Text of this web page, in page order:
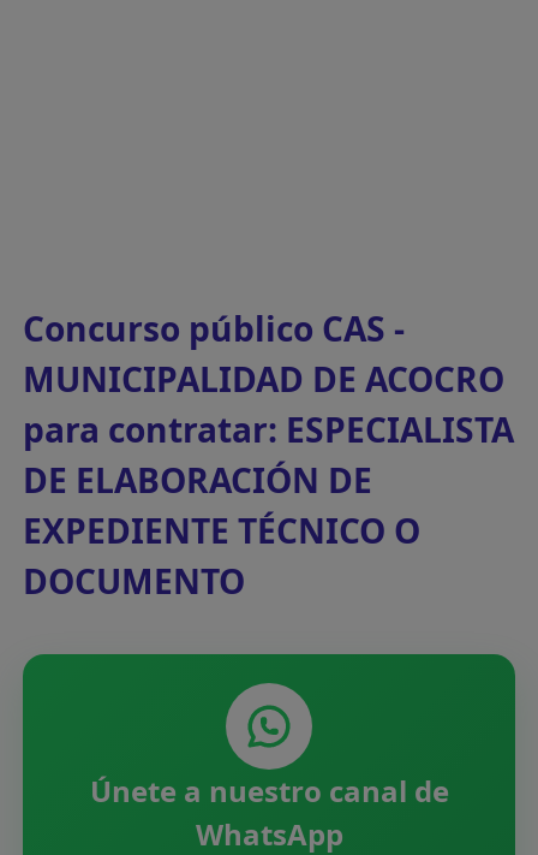
Concurso público CAS -
MUNICIPALIDAD DE ACOCRO
para contratar: ESPECIALISTA
DE ELABORACIÓN DE
EXPEDIENTE TÉCNICO O
DOCUMENTO
Únete a nuestro canal de
WhatsApp